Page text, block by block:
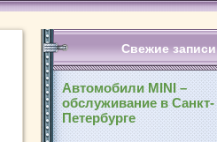
Свежие записи
Автомобили MINI –
обслуживание в Санкт-
Петербурге